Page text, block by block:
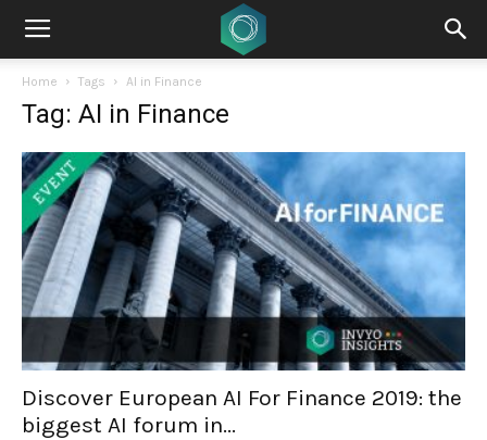
Home Tags AI in Finance
Tag: AI in Finance
Discover European AI For Finance 2019: the
biggest AI forum in...